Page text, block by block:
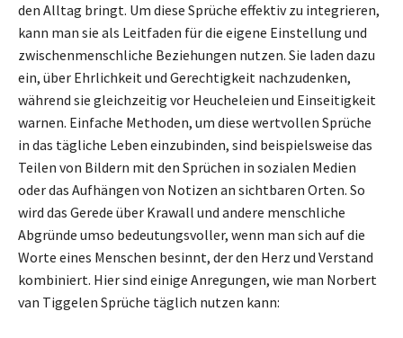
den Alltag bringt. Um diese Sprüche effektiv zu integrieren,
kann man sie als Leitfaden für die eigene Einstellung und
zwischenmenschliche Beziehungen nutzen. Sie laden dazu
ein, über Ehrlichkeit und Gerechtigkeit nachzudenken,
während sie gleichzeitig vor Heucheleien und Einseitigkeit
warnen. Einfache Methoden, um diese wertvollen Sprüche
in das tägliche Leben einzubinden, sind beispielsweise das
Teilen von Bildern mit den Sprüchen in sozialen Medien
oder das Aufhängen von Notizen an sichtbaren Orten. So
wird das Gerede über Krawall und andere menschliche
Abgründe umso bedeutungsvoller, wenn man sich auf die
Worte eines Menschen besinnt, der den Herz und Verstand
kombiniert. Hier sind einige Anregungen, wie man Norbert
van Tiggelen Sprüche täglich nutzen kann: